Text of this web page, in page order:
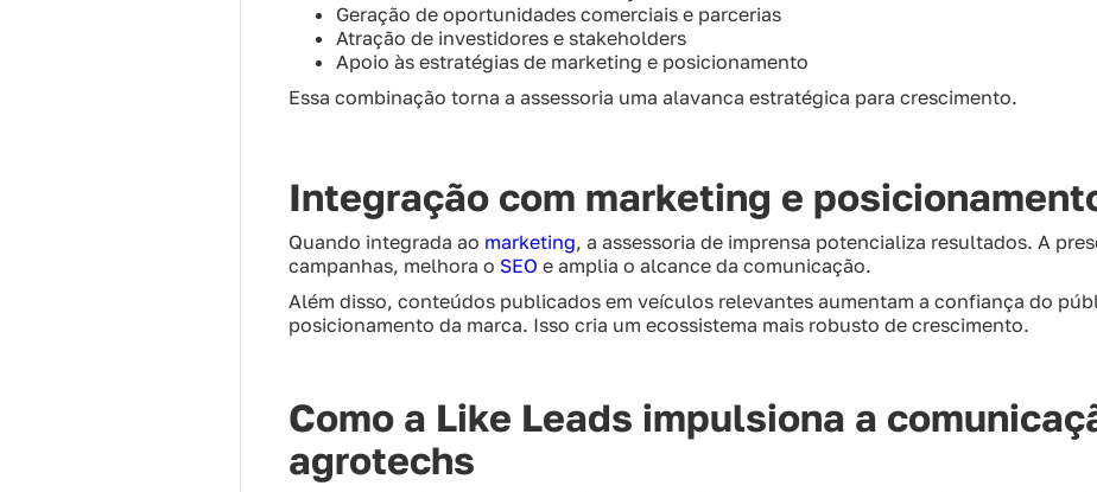
Geração de oportunidades comerciais e parcerias
Atração de investidores e stakeholders
Apoio às estratégias de marketing e posicionamento
Essa combinação torna a assessoria uma alavanca estratégica para crescimento.
Integração com marketing e
Quando integrada ao marketing, a assessoria de imprensa potencializa resultados. A
campanhas, melhora o SEO e amplia o alcance da comunicação.
Além disso, conteúdos publicados em veículos relevantes aumentam a confiança do
posicionamento da marca. Isso cria um ecossistema mais robusto de crescimento.
Como a Like Leads impulsiona a
agrotechs